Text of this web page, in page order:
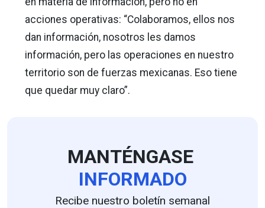
acciones operativas: “Colaboramos, ellos nos
dan información, nosotros les damos
información, pero las operaciones en nuestro
territorio son de fuerzas mexicanas. Eso tiene
que quedar muy claro”.
MANTÉNGASE
INFORMADO
Recibe nuestro boletín semanal